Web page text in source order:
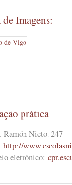
Imagens:
prática
Ramón Nieto, 247
http://
eletrónico: